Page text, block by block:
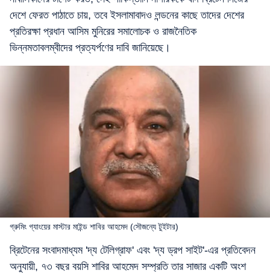
দেশে ফেরত পাঠাতে চায়, তবে ইসলামাবাদও লন্ডনের কাছে তাদের দেশের
প্রতিরক্ষা প্রধান আসিম মুনিরের সমালোচক ও রাজনৈতিক
ভিন্নমতাবলম্বীদের প্রত্যর্পণের দাবি জানিয়েছে।
গ্রুমিং গ্যাংয়ের মাস্টার মাইন্ড শাবির আহমেদ (সৌজন্যে টুইটার)
ব্রিটেনের সংবাদমাধ্যম 'দ্য টেলিগ্রাফ' এবং 'দ্য ড্রপ সাইট'-এর প্রতিবেদন
অনুযায়ী, ৭৩ বছর বয়সি শাবির আহমেদ সম্প্রতি তার সাজার একটি অংশ